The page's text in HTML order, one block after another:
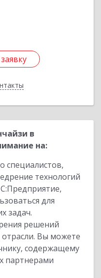
в
на:
специалистов,
технологий
для
задач.
решений
Вы можете
содержащему
партнерами